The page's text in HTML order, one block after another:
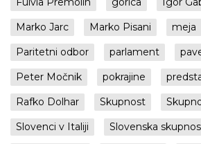
Marko Jarc
Marko Pisani
meja
Paritetni odbor
parlament
Peter Močnik
pokrajine
Rafko Dolhar
Skupnost
Slovenci v Italiji
Slovenska